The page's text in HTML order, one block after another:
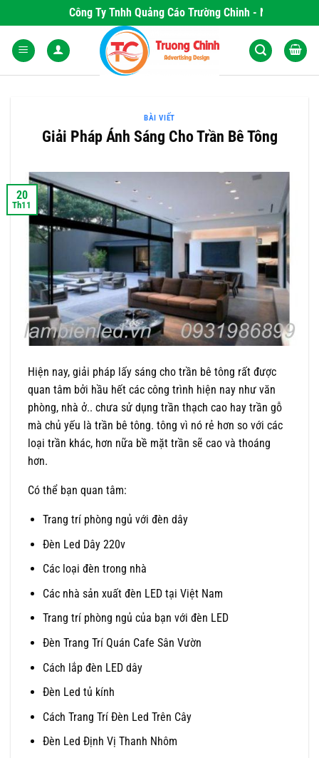
to
content
Công Ty Tnhh Quảng Cáo Trường Chinh - Nơi Khơi
BÀI VIẾT
Giải Pháp Ánh Sáng Cho Trần Bê Tông
20
Th11
Hiện nay, giải pháp lấy sáng cho trần bê tông rất được
quan tâm bởi hầu hết các công trình hiện nay như văn
phòng, nhà ở.. chưa sử dụng trần thạch cao hay trần gỗ
mà chủ yếu là trần bê tông. tông vì nó rẻ hơn so với các
loại trần khác, hơn nữa bề mặt trần sẽ cao và thoáng
hơn.
Có thể bạn quan tâm:
Trang trí phòng ngủ với đèn dây
Đèn Led Dây 220v
Các loại đèn trong nhà
Các nhà sản xuất đèn LED tại Việt Nam
Trang trí phòng ngủ của bạn với đèn LED
Đèn Trang Trí Quán Cafe Sân Vườn
Cách lắp đèn LED dây
Đèn Led tủ kính
Cách Trang Trí Đèn Led Trên Cây
Đèn Led Định Vị Thanh Nhôm